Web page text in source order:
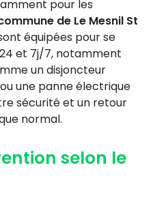
pour les
de Le Mesnil St
équipées pour se
et 7j/7, notamment
un disjoncteur
une panne électrique
sécurité et un retour
normal.
selon le